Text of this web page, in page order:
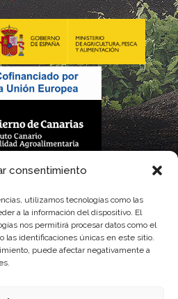
consentimiento
utilizamos tecnologías como las
a la información del dispositivo. El
nos permitirá procesar datos como el
las identificaciones únicas en este sitio.
puede afectar negativamente a
por este Consejo Regulador es financiada,
de gastos del Instituto Canario de
Agroalimentaria